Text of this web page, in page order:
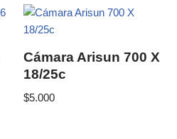
Cámara Arisun 700 X
18/25c
$5.000